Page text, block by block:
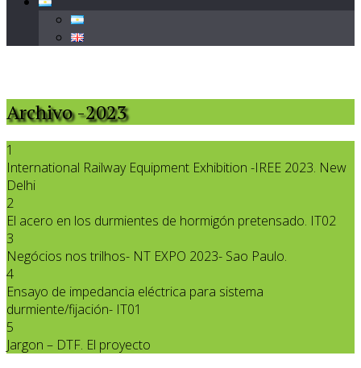
Archivo -2023
1
International Railway Equipment Exhibition -IREE 2023. New
Delhi
2
El acero en los durmientes de hormigón pretensado. IT02
3
Negócios nos trilhos- NT EXPO 2023- Sao Paulo.
4
Ensayo de impedancia eléctrica para sistema
durmiente/fijación- IT01
5
Jargon – DTF. El proyecto